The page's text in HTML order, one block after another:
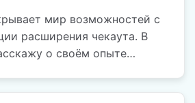
мир возможностей с
расширения чекаута. В
о своём опыте